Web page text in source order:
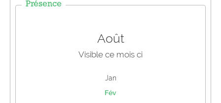
Présence
Août
Visible ce mois ci
Jan
Fév